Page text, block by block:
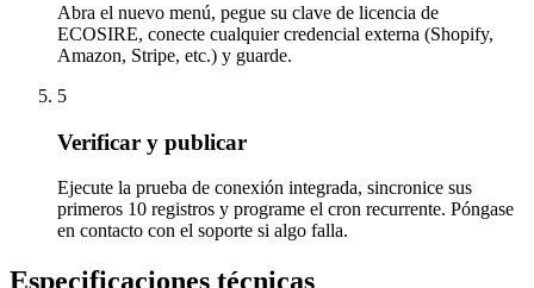
Abra el nuevo menú, pegue su clave de licencia de
ECOSIRE, conecte cualquier credencial externa (Shopify,
Amazon, Stripe, etc.) y guarde.
5
Verificar y publicar
Ejecute la prueba de conexión integrada, sincronice sus
primeros 10 registros y programe el cron recurrente. Póngase
en contacto con el soporte si algo falla.
Especificaciones técnicas